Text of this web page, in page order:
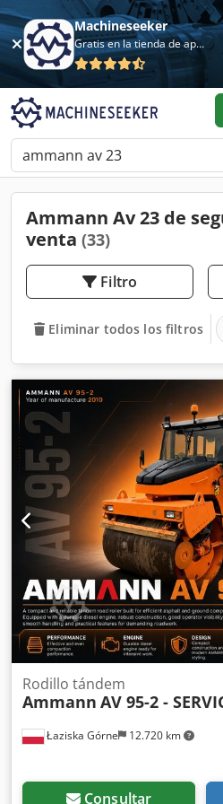
Machineseeker
Gratis en la tienda de aplicaciones
Ammann Av 23 de
venta (33)
Filtro
Eliminar todos los filtros
Łaziska Górne 12.720 km
Rodillo tándem
Ammann AV 95-2 -
Consultar